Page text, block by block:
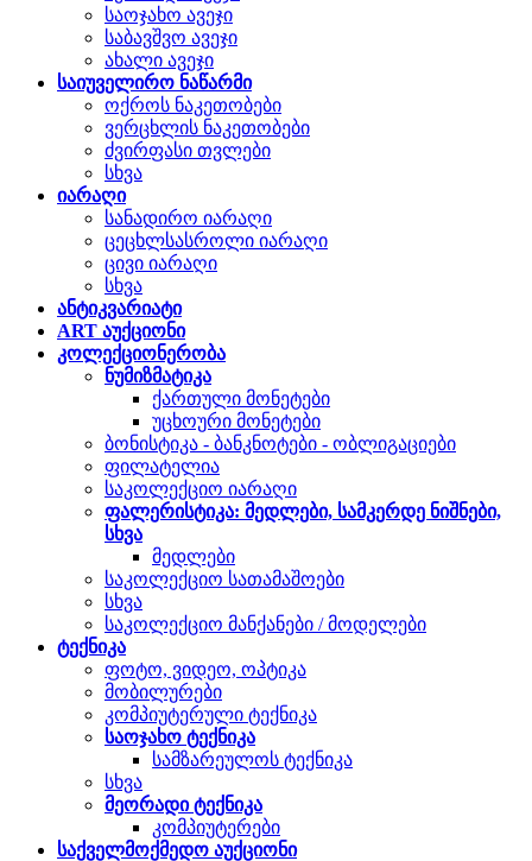
საოჯახო ავეჯი
საბავშვო ავეჯი
ახალი ავეჯი
საიუველირო ნაწარმი
ოქროს ნაკეთობები
ვერცხლის ნაკეთობები
ძვირფასი თვლები
სხვა
იარაღი
სანადირო იარაღი
ცეცხლსასროლი იარაღი
ცივი იარაღი
სხვა
ანტიკვარიატი
ART აუქციონი
კოლექციონერობა
ნუმიზმატიკა
ქართული მონეტები
უცხოური მონეტები
ბონისტიკა - ბანკნოტები - ობლიგაციები
ფილატელია
საკოლექციო იარაღი
ფალერისტიკა: მედლები, სამკერდე ნიშნები,
სხვა
მედლები
საკოლექციო სათამაშოები
სხვა
საკოლექციო მანქანები / მოდელები
ტექნიკა
ფოტო, ვიდეო, ოპტიკა
მობილურები
კომპიუტერული ტექნიკა
საოჯახო ტექნიკა
სამზარეულოს ტექნიკა
სხვა
მეორადი ტექნიკა
კომპიუტერები
საქველმოქმედო აუქციონი